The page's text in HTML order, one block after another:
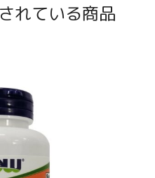
れている商品